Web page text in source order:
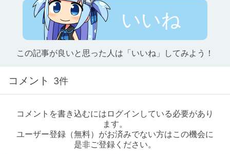
いいね
この記事が良いと思った人は「いいね」してみよう！
コメント 3件
コメントを書き込むにはログインしている必要があり
ます。
ユーザー登録（無料）がお済みでない方はこの機会に
是非ご登録ください。